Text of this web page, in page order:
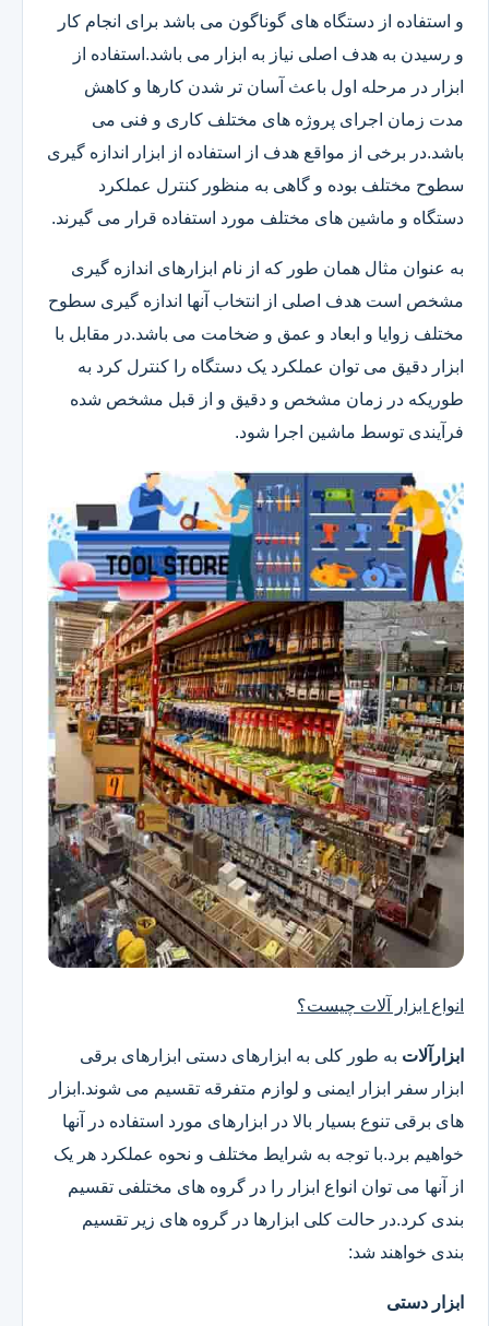
و استفاده از دستگاه های گوناگون می باشد برای انجام کار
و رسیدن به هدف اصلی نیاز به ابزار می باشد.استفاده از
ابزار در مرحله اول باعث آسان تر شدن کارها و کاهش
مدت زمان اجرای پروژه های مختلف کاری و فنی می
باشد.در برخی از مواقع هدف از استفاده از ابزار اندازه گیری
سطوح مختلف بوده و گاهی به منظور کنترل عملکرد
دستگاه و ماشین های مختلف مورد استفاده قرار می گیرند.
به عنوان مثال همان طور که از نام ابزارهای اندازه گیری
مشخص است هدف اصلی از انتخاب آنها اندازه گیری سطوح
مختلف زوایا و ابعاد و عمق و ضخامت می باشد.در مقابل با
ابزار دقیق می توان عملکرد یک دستگاه را کنترل کرد به
طوریکه در زمان مشخص و دقیق و از قبل مشخص شده
فرآیندی توسط ماشین اجرا شود.
انواع ابزار آلات چیست؟
ابزارآلات به طور کلی به ابزارهای دستی ابزارهای برقی
ابزار سفر ابزار ایمنی و لوازم متفرقه تقسیم می شوند.ابزار
های برقی تنوع بسیار بالا در ابزارهای مورد استفاده در آنها
خواهیم برد.با توجه به شرایط مختلف و نحوه عملکرد هر یک
از آنها می توان انواع ابزار را در گروه های مختلفی تقسیم
بندی کرد.در حالت کلی ابزارها در گروه های زیر تقسیم
بندی خواهند شد:
ابزار دستی